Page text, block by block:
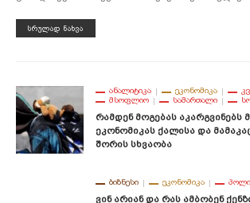
ᲡᲠᲣᲚᲐᲓ ᲜᲐᲮᲕᲐ
ᲐᲜᲐᲚᲘᲢᲘᲙᲐ ᲔᲙᲝᲜᲝᲛᲘᲙᲐ
ᲛᲡᲝᲤᲚᲘᲝ
ᲡᲐᲛᲐᲠᲗᲐᲚᲘ
Რამდენ Მოგებას
Ეკონომიკას Ქალისა Და
Შორის Სხვაობა
ᲑᲘᲖᲜᲔᲡᲘ ᲔᲙᲝᲜᲝᲛᲘᲙᲐ
Ვინ Არიან Და Რას Ამბობენ